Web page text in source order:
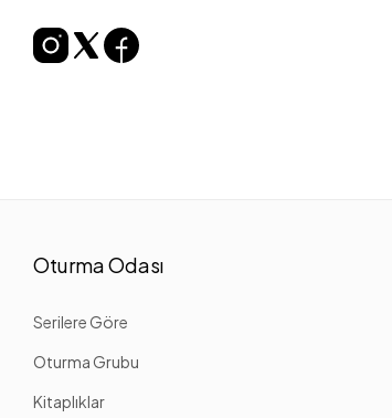
Oturma Odası
Serilere Göre
Oturma Grubu
Kitaplıklar